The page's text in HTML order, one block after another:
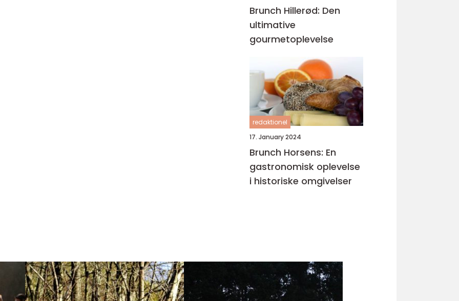
Brunch Hillerød: Den
ultimative
gourmetoplevelse
redaktionel
17. January 2024
Brunch Horsens: En
gastronomisk oplevelse
i historiske omgivelser